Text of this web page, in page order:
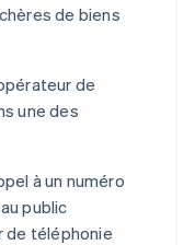
de biens
de
une des
à un numéro
public
de téléphonie